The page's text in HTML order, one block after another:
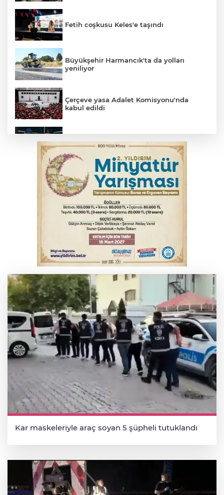
Fetih coşkusu Keles'e taşındı
Büyükşehir Harmancık'ta da yolları
yeniliyor
Çerçeve yasa Adalet Komisyonu'nda
kabul edildi
kişi tutuklandı
İnegöl’de yangın paniği! Apartmana
sıçrayan alevler söndürüldü
Serbest piyasada döviz fiyatları
Otomobil kanala uçtu: 2 yaralı
Kar maskeleriyle araç soyan 5 şüpheli tutuklandı